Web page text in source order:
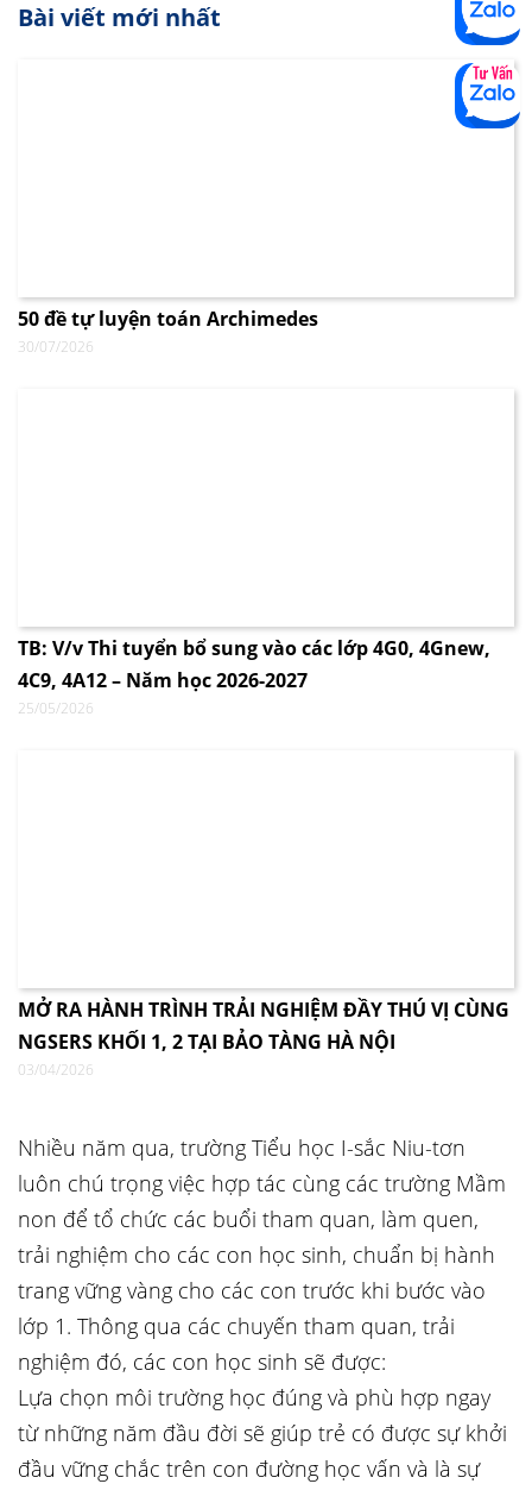
Bài viết mới nhất
50 đề tự luyện toán Archimedes
30/07/2026
TB: V/v Thi tuyển bổ sung vào các lớp 4G0, 4Gnew,
4C9, 4A12 – Năm học 2026-2027
25/05/2026
MỞ RA HÀNH TRÌNH TRẢI NGHIỆM ĐẦY THÚ VỊ CÙNG
NGSERS KHỐI 1, 2 TẠI BẢO TÀNG HÀ NỘI
03/04/2026
Nhiều năm qua, trường Tiểu học I-sắc Niu-tơn
luôn chú trọng việc hợp tác cùng các trường Mầm
non để tổ chức các buổi tham quan, làm quen,
trải nghiệm cho các con học sinh, chuẩn bị hành
trang vững vàng cho các con trước khi bước vào
lớp 1. Thông qua các chuyến tham quan, trải
nghiệm đó, các con học sinh sẽ được:
Lựa chọn môi trường học đúng và phù hợp ngay
từ những năm đầu đời sẽ giúp trẻ có được sự khởi
đầu vững chắc trên con đường học vấn và là sự